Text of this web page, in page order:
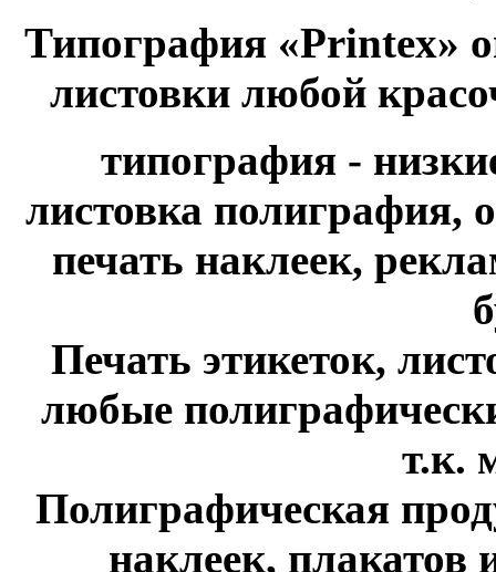
Типография «Printex»
листовки любой
типография -
листовка полиграфия,
печать наклеек,
Печать этикеток,
любые
т.к.
Полиграфическая
наклеек, плакатов